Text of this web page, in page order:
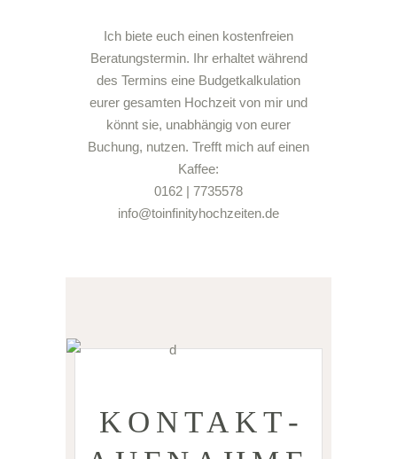
Ich biete euch einen kostenfreien
Beratungstermin. Ihr erhaltet während
des Termins eine Budgetkalkulation
eurer gesamten Hochzeit von mir und
könnt sie, unabhängig von eurer
Buchung, nutzen. Trefft mich auf einen
Kaffee:
0162 | 7735578
info@toinfinityhochzeiten.de
KONTAKT­